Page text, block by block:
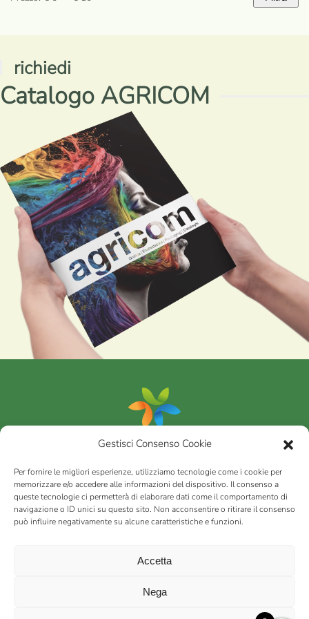
Gestisci Consenso Cookie
Per fornire le migliori esperienze, utilizziamo tecnologie come i cookie per
memorizzare e/o accedere alle informazioni del dispositivo. Il consenso a
queste tecnologie ci permetterà di elaborare dati come il comportamento di
navigazione o ID unici su questo sito. Non acconsentire o ritirare il consenso
può influire negativamente su alcune caratteristiche e funzioni.
Accetta
Nega
Prezzo
Prezzo
richiedi
Catalogo AGRICOM
Portfolio
AGRICOMs.r.l.
via Montalbano 65 51100 Case Nuove di Masiano (PT) | codice
Int. versato | Repertorio Economico Amministrativo C.C.I.A.A. di
Privacy policy